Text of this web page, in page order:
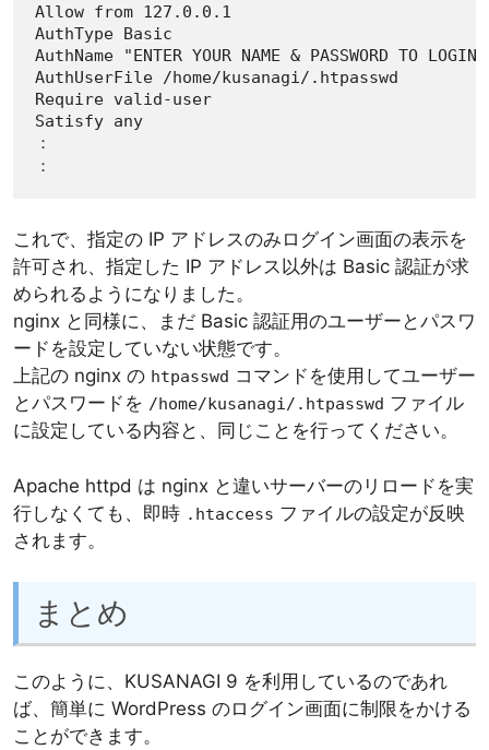
Allow from 127.0.0.1
AuthType Basic
AuthName "ENTER YOUR NAME & PASSWORD TO LOGIN"
AuthUserFile /home/kusanagi/.htpasswd
Require valid-user
Satisfy any
：
：
これで、指定の IP アドレスのみログイン画面の表示を
許可され、指定した IP アドレス以外は Basic 認証が求
められるようになりました。
nginx と同様に、まだ Basic 認証用のユーザーとパスワ
ードを設定していない状態です。
上記の nginx の htpasswd コマンドを使用してユーザー
とパスワードを /home/kusanagi/.htpasswd ファイル
に設定している内容と、同じことを行ってください。
Apache httpd は nginx と違いサーバーのリロードを実
行しなくても、即時 .htaccess ファイルの設定が反映
されます。
まとめ
このように、KUSANAGI 9 を利用しているのであれ
ば、簡単に WordPress のログイン画面に制限をかける
ことができます。